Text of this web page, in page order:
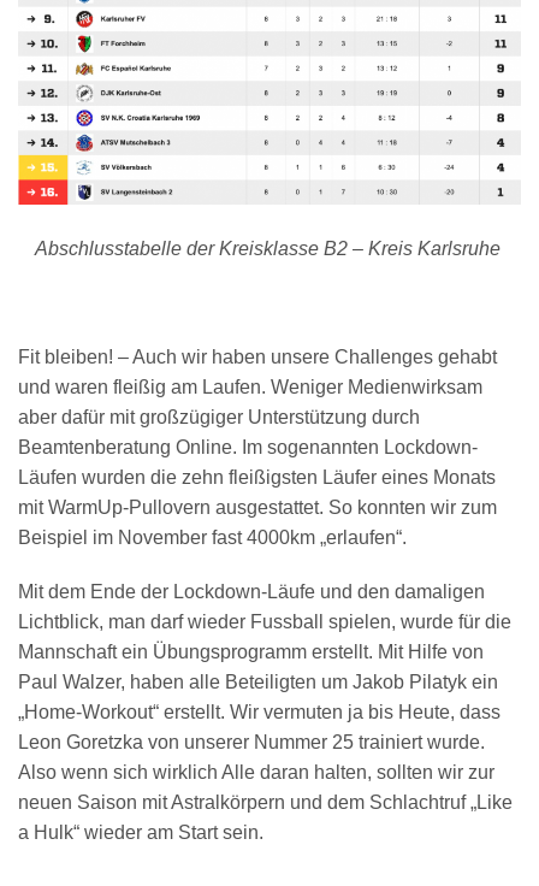
Abschlusstabelle der Kreisklasse B2 – Kreis Karlsruhe
Fit bleiben! – Auch wir haben unsere Challenges gehabt
und waren fleißig am Laufen. Weniger Medienwirksam
aber dafür mit großzügiger Unterstützung durch
Beamtenberatung Online. Im sogenannten Lockdown-
Läufen wurden die zehn fleißigsten Läufer eines Monats
mit WarmUp-Pullovern ausgestattet. So konnten wir zum
Beispiel im November fast 4000km „erlaufen“.
Mit dem Ende der Lockdown-Läufe und den damaligen
Lichtblick, man darf wieder Fussball spielen, wurde für die
Mannschaft ein Übungsprogramm erstellt. Mit Hilfe von
Paul Walzer, haben alle Beteiligten um Jakob Pilatyk ein
„Home-Workout“ erstellt. Wir vermuten ja bis Heute, dass
Leon Goretzka von unserer Nummer 25 trainiert wurde.
Also wenn sich wirklich Alle daran halten, sollten wir zur
neuen Saison mit Astralkörpern und dem Schlachtruf „Like
a Hulk“ wieder am Start sein.